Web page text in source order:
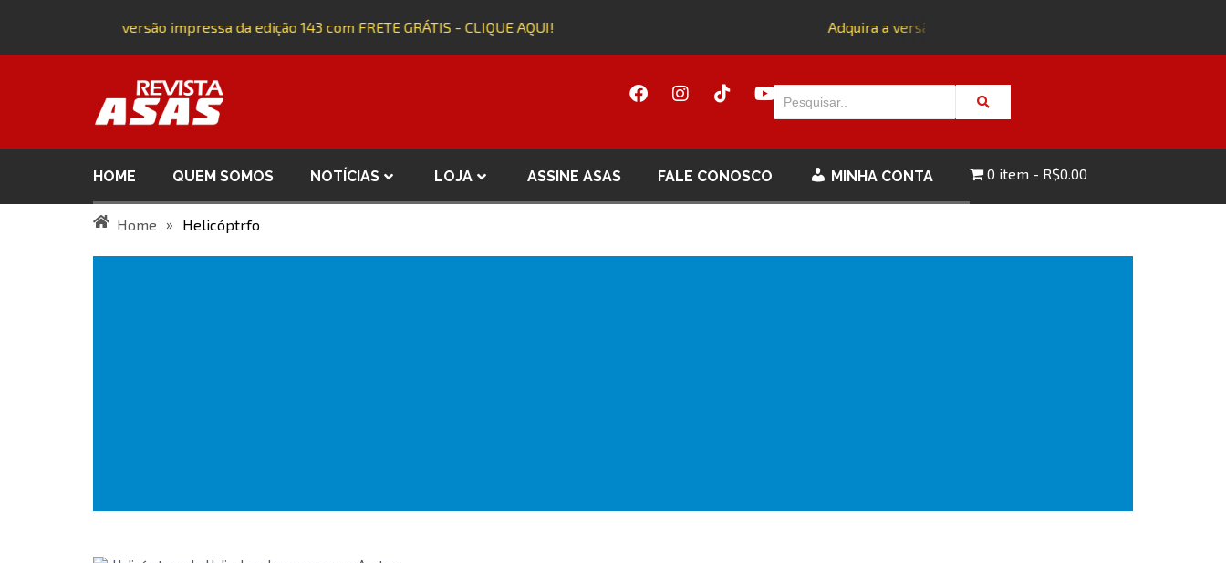
Adquira a versão impressa da edição 143 com FRETE GRÁTIS - CLIQUE AQUI! Adquira a versão impressa da edição 143 com FRETE GRÁTIS
HOME QUEM SOMOS NOTÍCIAS LOJA ASSINE ASAS FALE CONOSCO MINHA CONTA 0 item R$0.00
Home » Helicóptrfo